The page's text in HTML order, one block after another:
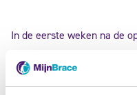
In de eerste weken na de
stijfheid. Passieve